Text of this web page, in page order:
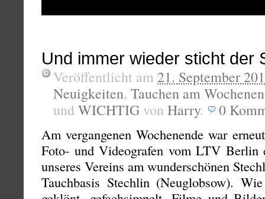
Und immer wieder sticht der
Veröffentlicht am 21. September
Neuigkeiten, Tauchen am
und WICHTIG von Harry. 0
Am vergangenen Wochenende war
Foto- und Videografen vom LTV Berlin
unseres Vereins am wunderschönen
Tauchbasis Stechlin (Neuglobsow).